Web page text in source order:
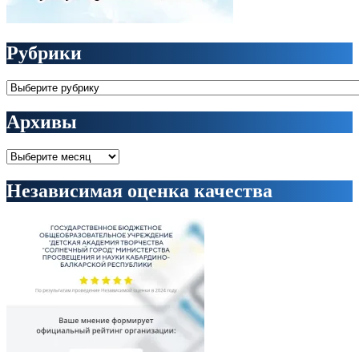
Рубрики
Рубрики
Архивы
Архивы
Независимая оценка качества